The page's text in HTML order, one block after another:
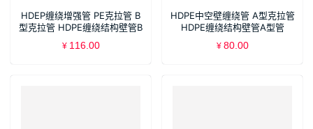
HDEP缠绕增强管 PE克拉管 B
型克拉管 HDPE缠绕结构壁管B
型管
¥ 116.00
HDPE中空壁缠绕管 A型克拉管
HDPE缠绕结构壁管A型管
¥ 80.00